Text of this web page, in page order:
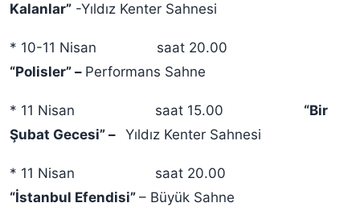
Kalanlar” -Yıldız Kenter Sahnesi
* 10-11 Nisan saat 20.00
“Polisler” – Performans Sahne
* 11 Nisan saat 15.00 “Bir
Şubat Gecesi” – Yıldız Kenter Sahnesi
* 11 Nisan saat 20.00
“İstanbul Efendisi” – Büyük Sahne